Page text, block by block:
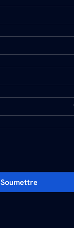
Soumettre